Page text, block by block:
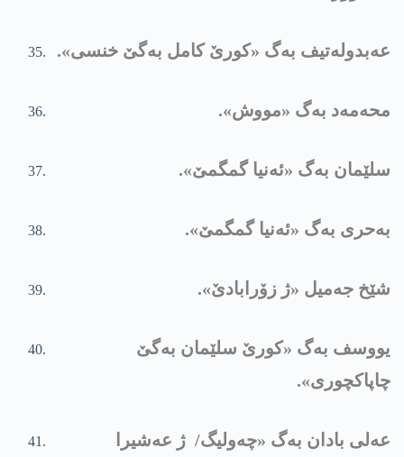
عەبدولەتیف بەگ «کورێ کامل بەگێ خنسی».
محەمەد بەگ «مووش».
سلێمان بەگ «ئەنیا گمگمێ».
بەحری بەگ «ئەنیا گمگمێ».
شێخ جەمیل «ژ زۆرابادێ».
یووسف بەگ «کورێ سلێمان بەگێ
چاپاکچوری».
عەلی بادان بەگ «چەولیگ/ ژ عەشیرا